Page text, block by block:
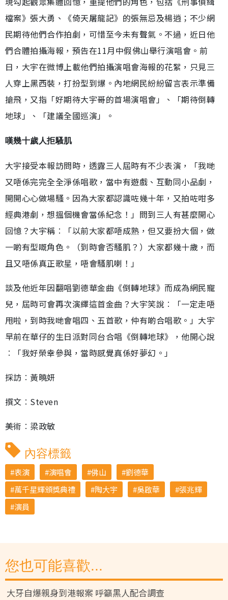
檔案》張大勇、《倚天屠龍記》的張無忌及楊逍；不少網
民期待他們合作拍劇，可惜至今未有聲氣。不過，近日他
們合體拍攝海報，預告在11月中假佛山舉行演唱會。前
日，大宇在微博上載他們拍攝演唱會海報的花絮，只見三
人穿上黑西裝，打扮型到爆。內地網民紛紛留言表示準備
搶飛，又指「好期待大宇哥的首場演唱會」、「期待倒轉
地球」、「建議全國巡演」。
嘆幾十歲人拒騷肌
大宇接受本報訪問時，透露三人屆時有不少表演，「我哋
又唔係完完全全淨係唱歌，當中有遊戲、互動同小品劇，
開開心心做場騷。因為大家都認識咗幾十年，又拍咗咁多
經典港劇，想搵個機會當係紀念！」問到三人有甚麼開心
回憶？大宇稱︰「以前大家都唔成熟，但又要扮大個，做
一啲有型嘅角色。（到時會否騷肌？）大家都幾十歲，而
且又唔係真正歌星，唔會騷肌喇！」
談及他近年因翻唱劉德華金曲《倒轉地球》而成為網民寵
兒，屆時可會再次演繹這首金曲？大宇笑說︰「一定走唔
甩啦，到時我哋會唱四、五首歌，仲有啲合唱歌。」大宇
早前在華仔的生日派對同台合唱《倒轉地球》，他開心說
︰「我好榮幸參與，當時感覺真係好夢幻。」
採訪︰黃曉妍
撰文︰Steven
美術︰梁政敏
內容標籤
表演 演唱會 佛山
劉德華
萬千星輝頒獎典禮
陶大宇 吳啟華
張兆輝
演員
您也可能喜歡...
大牙自爆親身到港報案 呼籲黑人配合調查